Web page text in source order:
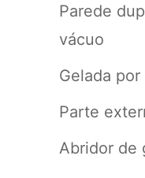
Parede
vácuo
Gelada
Parte
Abridor de